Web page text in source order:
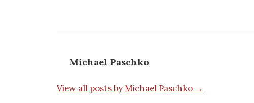
Michael Paschko
View all posts by Michael Paschko →